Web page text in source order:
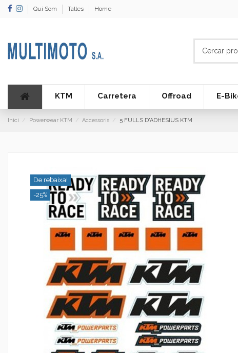
Qui Som Talles Home
KTM Carretera Offroad E-
Inici Powerwear KTM Accessoris 5 FULLS D'ADHESIUS KTM
De rebaixa!
-25%